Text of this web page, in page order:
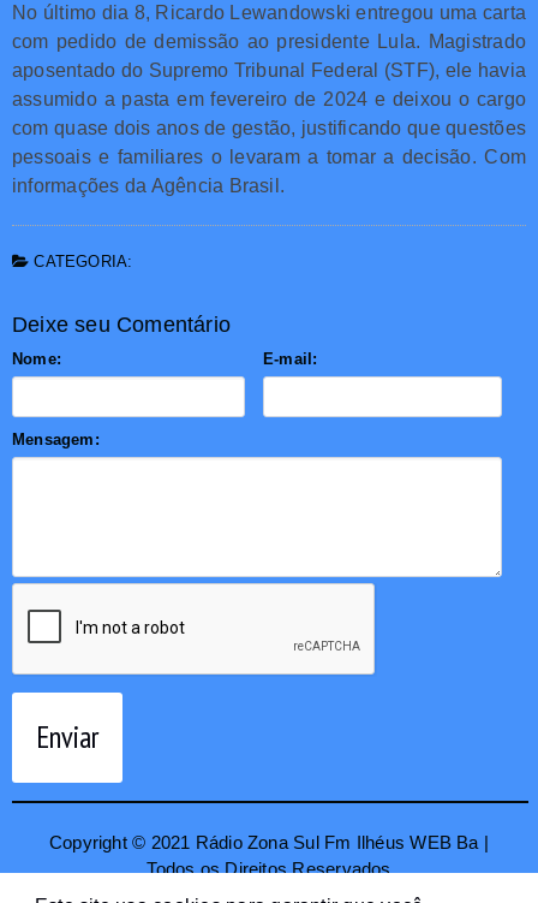
No último dia 8, Ricardo Lewandowski entregou uma carta
com pedido de demissão ao presidente Lula. Magistrado
aposentado do Supremo Tribunal Federal (STF), ele havia
assumido a pasta em fevereiro de 2024 e deixou o cargo
com quase dois anos de gestão, justificando que questões
pessoais e familiares o levaram a tomar a decisão. Com
informações da Agência Brasil.
CATEGORIA:
Deixe seu Comentário
Nome: E-mail:
Mensagem:
Enviar
Copyright © 2021 Rádio Zona Sul Fm Ilhéus WEB Ba |
Todos os Direitos Reservados